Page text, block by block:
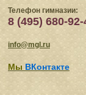
Телефон гимназии:
8 (495) 680-92-
info@mgl.ru
Мы ВКонтакте